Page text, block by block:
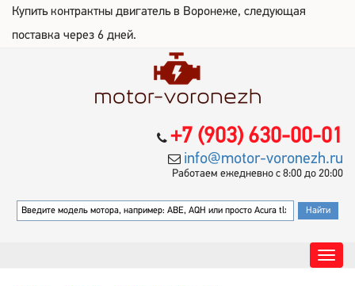
Купить контрактны двигатель в Воронеже, следующая
поставка через 6 дней.
+7 (903) 630-00-01
info@motor-voronezh.ru
Работаем ежедневно с 8:00 до 20:00